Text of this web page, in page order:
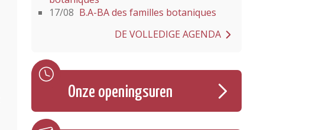
17/08 B.A-BA des familles botaniques
DE VOLLEDIGE AGENDA
Onze openingsuren